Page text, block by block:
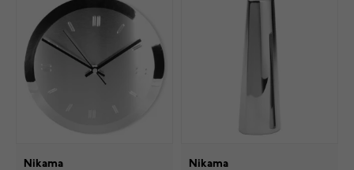
Nikama Nikama